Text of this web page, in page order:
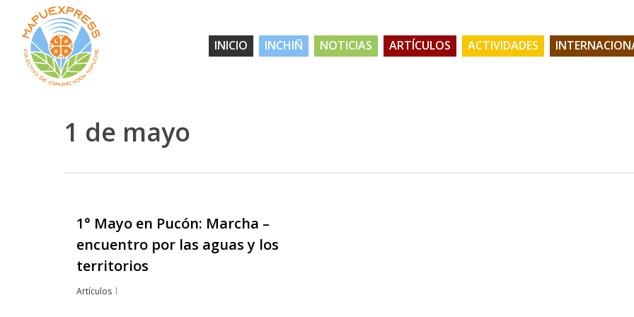
main
content
Hit enter to search or ESC to close
INICIO INCHIÑ NOTICIAS ARTÍCULOS ACTIVIDADES
1 de mayo
1° Mayo en Pucón: Marcha –
encuentro por las aguas y los
territorios
Artículos